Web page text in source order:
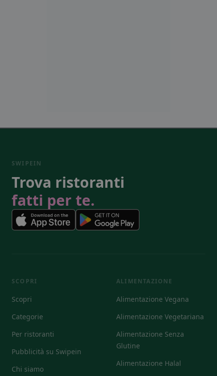
SWIPEIN
Trova ristoranti
fatti per te.
SCOPRI
Scopri
Categorie
Per ristoranti
Pubblicità su Swipein
Chi siamo
ALIMENTAZIONE
Alimentazione Vegana
Alimentazione Vegetariana
Alimentazione Senza
Glutine
Alimentazione Halal